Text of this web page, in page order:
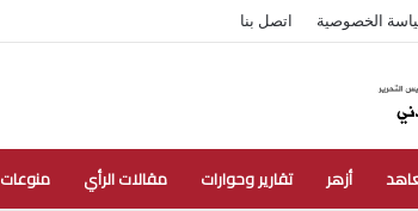
الخصوصية اتصل بنا
أزهر تقارير وحوارات مقالات الرأي منوعات